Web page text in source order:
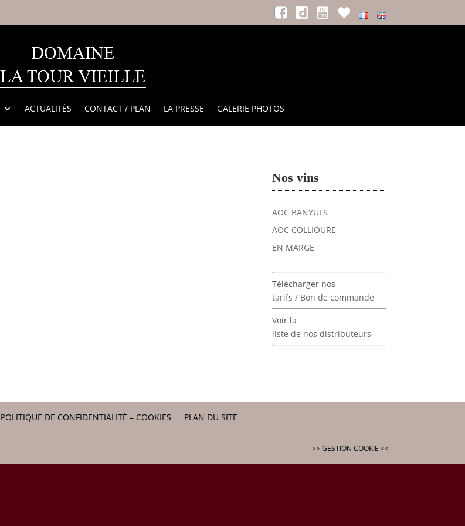
ACTUALITÉS CONTACT / PLAN LA PRESSE GALERIE PHOTOS
Nos vins
AOC BANYULS
AOC COLLIOURE
EN MARGE
Télécharger nos
tarifs / Bon de commande
Voir la
liste de nos distributeurs
POLITIQUE DE CONFIDENTIALITÉ – COOKIES PLAN DU SITE
>>GESTION COOKIE <<